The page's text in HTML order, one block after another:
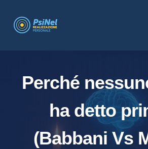
content
Perché
ha detto
(Babbani Vs